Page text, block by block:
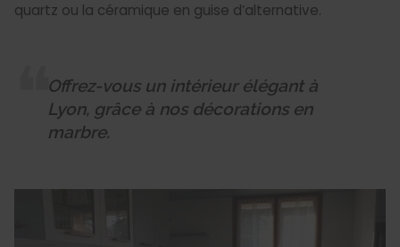
quartz ou la céramique en guise d’alternative.
Offrez-vous un intérieur élégant à
Lyon, grâce à nos décorations en
marbre.